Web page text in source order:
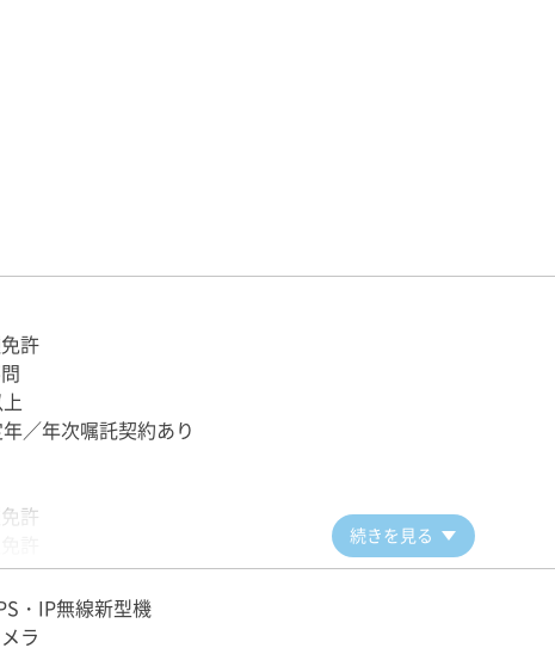
許
／年次嘱託契約あり
許
続きを見る
・IP無線新型機
ラ